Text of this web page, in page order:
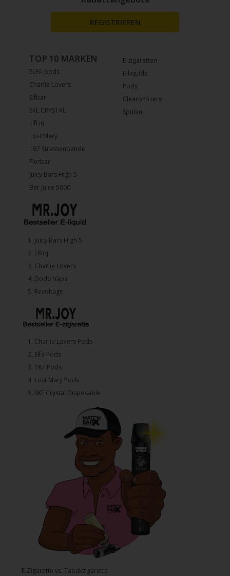
E-zigaretten
E-liquids
Pods
Clearomizers
Spulen
TOP 10 MARKEN
ELFA pods
Charlie Lovers
Elfbar
SKE CRYSTAL
ElfLiq
Lost Mary
187 Strassenbande
Flerbar
Juicy Bars High 5
Bar Juice 5000
1.⁠ ⁠Juicy Bars High 5
2.⁠ ⁠⁠Elfliq
3.⁠ ⁠⁠Charlie Lovers
4.⁠ ⁠⁠Dodo Vape
5. ⁠Revoltage
1.⁠ ⁠Charlie Lovers Pods
2.⁠ ⁠⁠Elfa Pods
3.⁠ ⁠⁠187 Pods
4.⁠ ⁠⁠Lost Mary Pods
5.⁠ ⁠⁠SKE Crystal Disposable
E-Zigarette vs. Tabakzigarette
REGISTRIEREN